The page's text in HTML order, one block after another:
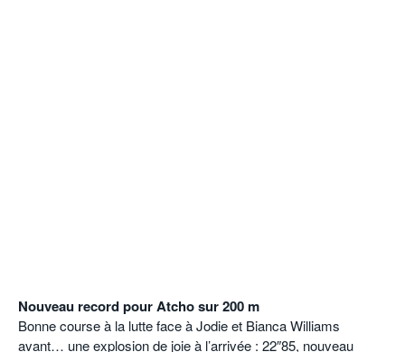
Nouveau record pour Atcho sur 200 m
Bonne course à la lutte face à Jodie et Bianca Williams
avant… une explosion de joie à l’arrivée : 22″85, nouveau